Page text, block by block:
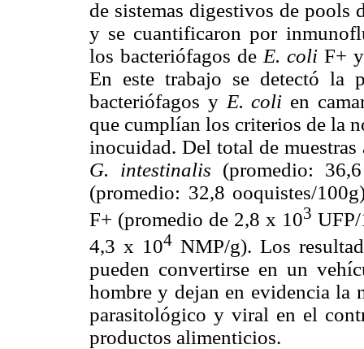
de sistemas digestivos de pools
y se cuantificaron por
los bacteriófagos de E. coli F+
En este trabajo se detectó la
bacteriófagos y E. coli en
que cumplían los criterios de la
inocuidad. Del total de
G. intestinalis (promedio:
(promedio: 32,8 ooquistes/
F+ (promedio de 2,8 x 103
4,3 x 104 NMP/g). Los
pueden convertirse en un
hombre y dejan en evidencia la
parasitológico y viral en el
productos alimenticios.